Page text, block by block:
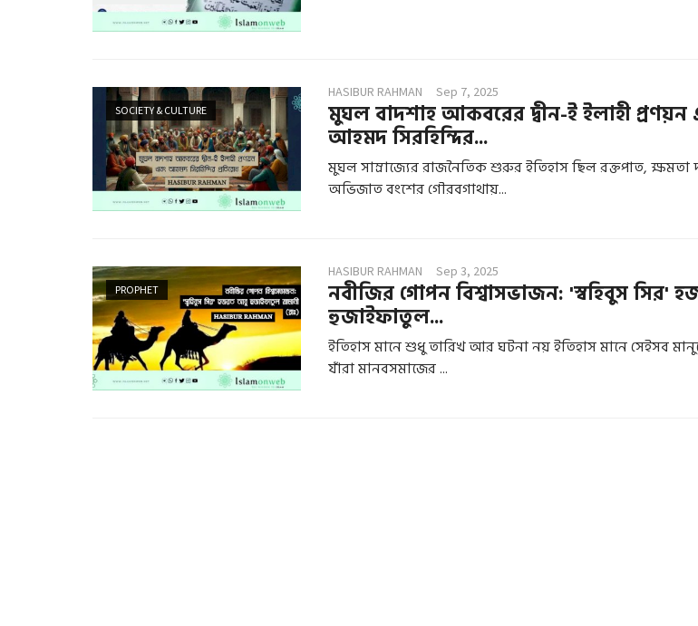
SOCIETY & CULTURE
HASIBUR RAHMAN Sep 7, 2025
মুঘল বাদশাহ আকবরের দ্বীন-ই ইলাহী প্রণয়ন
আহমদ সিরহিন্দির...
মুঘল সাম্রাজ্যের রাজনৈতিক শুরুর ইতিহাস ছিল রক্তপাত,
অভিজাত বংশের গৌরবগাথায়...
PROPHET
HASIBUR RAHMAN Sep 3, 2025
নবীজির গোপন বিশ্বাসভাজন: 'স্বহিবুস
হুজাইফাতুল...
ইতিহাস মানে শুধু তারিখ আর ঘটনা নয় ইতিহাস মানে সেইসব
যাঁরা মানবসমাজের ...